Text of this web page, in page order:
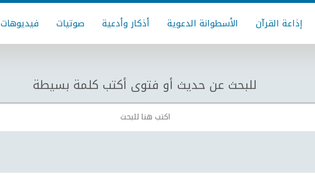
إذاعة القرآن الأسطوانة الدعوية أذكار وأدعية صوتيات فيديوهات
للبحث عن حديث أو فتوى أكتب كلمة بسيطة